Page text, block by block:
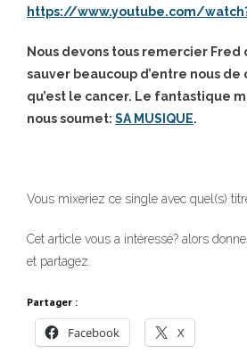
https://www.youtube.com/
Nous devons tous remercier Fred
sauver beaucoup d’entre nous
qu’est le cancer. Le fantastique
nous soumet: SA MUSIQUE.
Vous mixeriez ce single avec quel(s)
Cet article vous a intéressé? alors
et partagez.
Partager :
Facebook X